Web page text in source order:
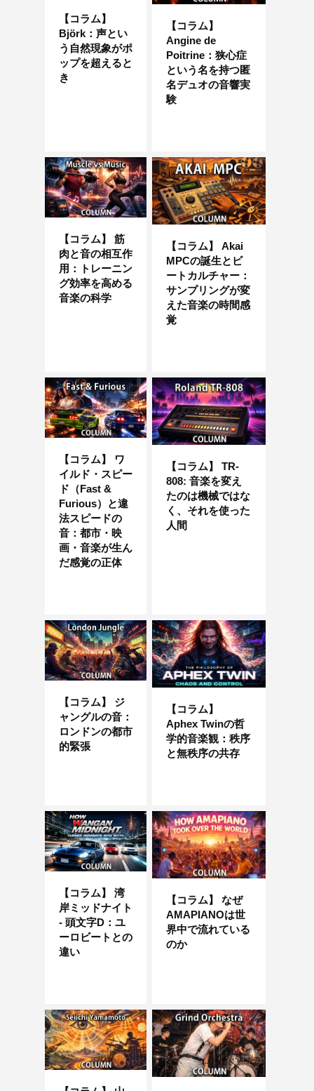
【コラム】
Björk：声とい
う自然現象がポ
ップを超えると
き
【コラム】
Angine de
Poitrine：狭心症
という名を持つ匿
名デュオの音響実
験
【コラム】 筋
肉と音の相互作
用：トレーニン
グ効率を高める
音楽の科学
【コラム】 Akai
MPCの誕生とビ
ートカルチャー：
サンプリングが変
えた音楽の時間感
覚
【コラム】 ワ
イルド・スピー
ド（Fast &
Furious）と違
法スピードの
音：都市・映
画・音楽が生ん
だ感覚の正体
【コラム】 TR-
808: 音楽を変え
たのは機械ではな
く、それを使った
人間
【コラム】 ジ
ャングルの音：
ロンドンの都市
的緊張
【コラム】
Aphex Twinの哲
学的音楽観：秩序
と無秩序の共存
【コラム】 湾
岸ミッドナイト
- 頭文字D：ユ
ーロビートとの
違い
【コラム】 なぜ
AMAPIANOは世
界中で流れている
のか